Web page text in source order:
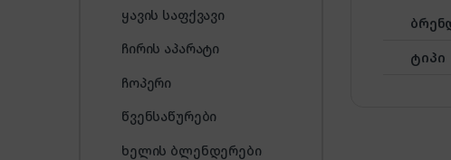
ტიპი
ყავის საფქვავი
ჩირის აპარატი
ჩოპერი
წვენსაწურები
ხელის ბლენდერები